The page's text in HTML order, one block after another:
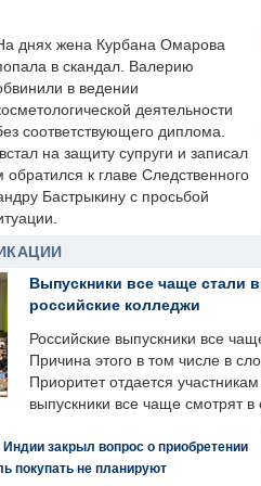
днях жена Курбана Омарова
в скандал. Валерию
в ведении
деятельности
соответствующего диплома.
на защиту супруги и записал
обратился к главе Следственного
Бастрыкину с просьбой
Выпускники все чаще стали
российские колледжи
Российские выпускники все
Причина этого в том числе в
Приоритет отдается
выпускники все чаще смотрят
закрыл вопрос о приобретении
покупать не планируют